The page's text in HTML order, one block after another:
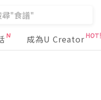
成為U Creator